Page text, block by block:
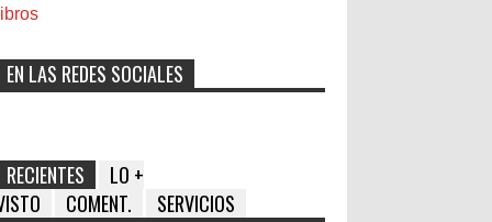
libros
EN LAS REDES SOCIALES
RECIENTES
LO +
COMENT. SERVICIOS